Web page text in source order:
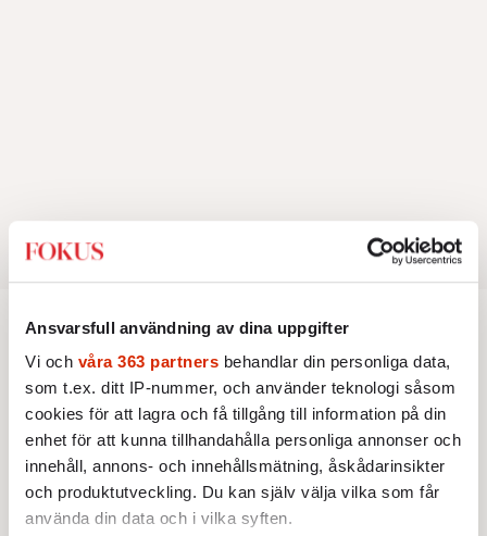
Ansvarsfull användning av dina uppgifter
Vi och våra 363 partners behandlar din personliga data,
som t.ex. ditt IP-nummer, och använder teknologi såsom
cookies för att lagra och få tillgång till information på din
enhet för att kunna tillhandahålla personliga annonser och
innehåll, annons- och innehållsmätning, åskådarinsikter
och produktutveckling. Du kan själv välja vilka som får
använda din data och i vilka syften.
Utrikes
KRÖNIKA
Frans Wachtmeister:Ja, AC är ett
hot mot den franska
civilisationen
Jag har funnit min plats i
kulturkriget. Naturligtvis kan vi